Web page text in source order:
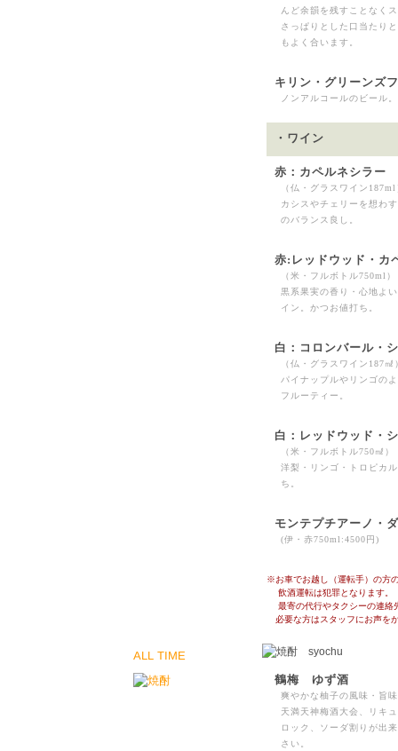
んど余韻を残すことなく
さっぱりとした口当たり
もよく合います。
キリン・グリーンズ
ノンアルコールのビール。
・ワイン
赤：カペルネシラー
（仏・グラスワイン187ml
カシスやチェリーを想わ
のバランス良し。
赤:レッドウッド・カ
（米・フルボトル750ml）
黒系果実の香り・心地よ
イン。かつお値打ち。
白：コロンバール・
（仏・グラスワイン187㎖
パイナップルやリンゴの
フルーティー。
白：レッドウッド・
（米・フルボトル750㎖）
洋梨・リンゴ・トロピカ
ち。
モンテプチアーノ・
(伊・赤750ml:4500円)
※お車でお越し（運転手）の方
飲酒運転は犯罪となります。
最寄の代行やタクシーの連絡
必要な方はスタッフにお声を
ALL TIME
鶴梅 ゆず酒
爽やかな柚子の風味・旨
天満天神梅酒大会、リキ
ロック、ソーダ割りが出
さい。